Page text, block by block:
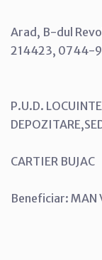
Arad, B-dul
214423, 0744-
P.U.D.
CARTIER BUJAC
Beneficiar: MAN